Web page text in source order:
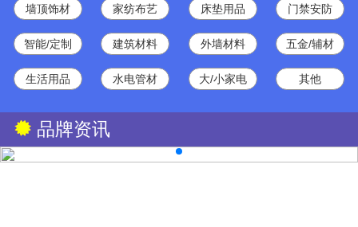
墙顶饰材 家纺布艺 床垫用品 门禁安防
智能/定制 建筑材料 外墙材料 五金/辅材
生活用品 水电管材 大/小家电 其他
品牌资讯